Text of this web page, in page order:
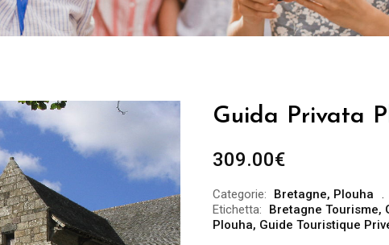
Guida Privata
309.00€
Categorie: Bretagne, Plouha
Etichetta:
Bretagne Tourisme,
Plouha, Guide Touristique